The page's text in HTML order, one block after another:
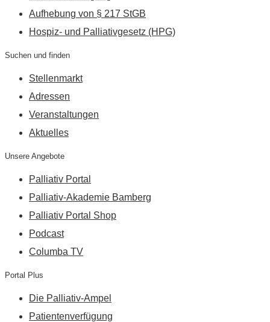
Aufhebung von § 217 StGB
Hospiz- und Palliativgesetz (HPG)
Suchen und finden
Stellenmarkt
Adressen
Veranstaltungen
Aktuelles
Unsere Angebote
Palliativ Portal
Palliativ-Akademie Bamberg
Palliativ Portal Shop
Podcast
Columba TV
Portal Plus
Die Palliativ-Ampel
Patientenverfügung